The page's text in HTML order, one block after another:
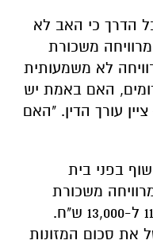
הדרך כי האב לא
משכורת
לא משמעותית
האם באמת יש
עורך הדין. "האם
בפני בית
משכורת
ראויה ומכובדת הנעה בין 11,000 ל-13,000 ש"ח.
את סכום המזונות